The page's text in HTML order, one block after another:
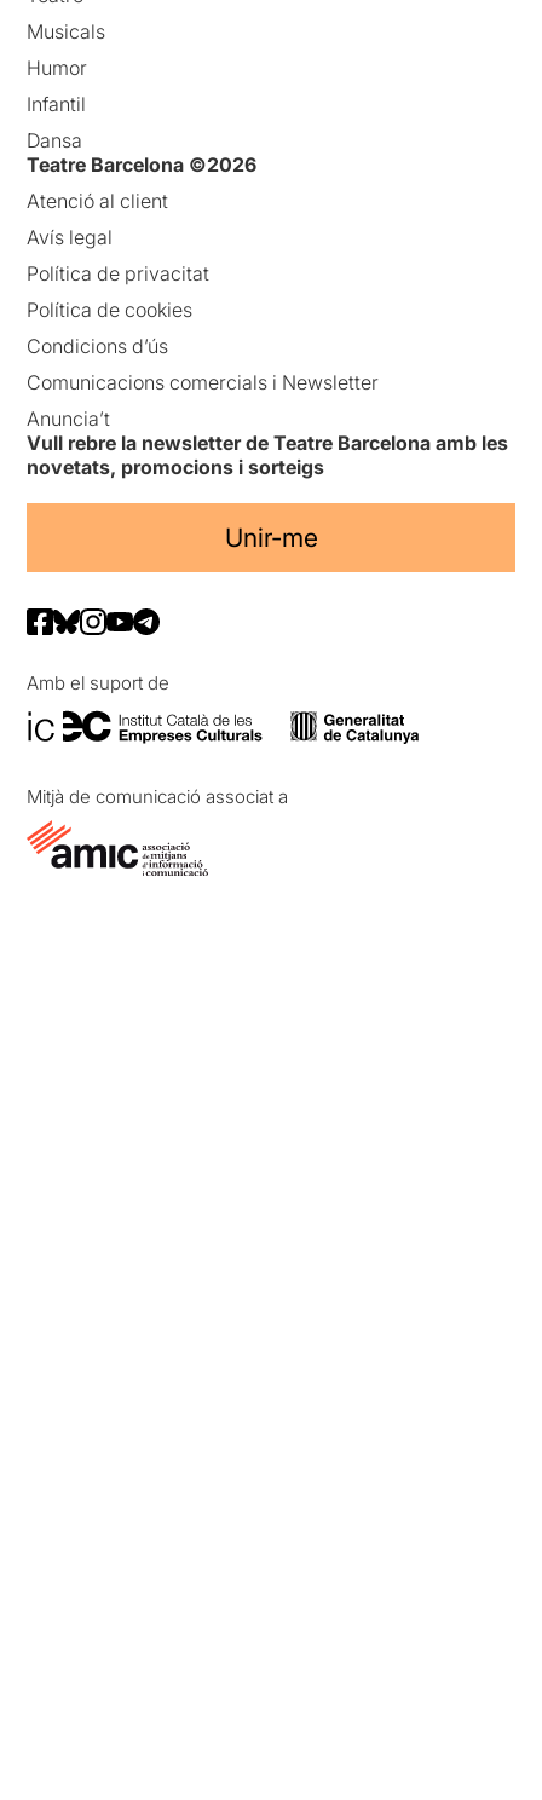
Musicals
Humor
Infantil
Dansa
Teatre Barcelona ©2026
Atenció al client
Avís legal
Política de privacitat
Política de cookies
Condicions d’ús
Comunicacions comercials i Newsletter
Anuncia’t
Vull rebre la newsletter de Teatre Barcelona amb les
novetats, promocions i sorteigs
Unir-me
Amb el suport de
Mitjà de comunicació associat a